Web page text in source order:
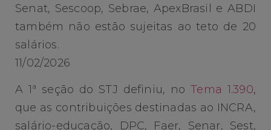
Senat, Sescoop, Sebrae, ApexBrasil e ABDI
também não estão sujeitas ao teto de 20
salários.
11/02/2026
A 1ª seção do STJ definiu, noTema 1.390,
que as contribuições destinadas ao INCRA,
salário-educação, DPC, Faer, Senar, Sest,